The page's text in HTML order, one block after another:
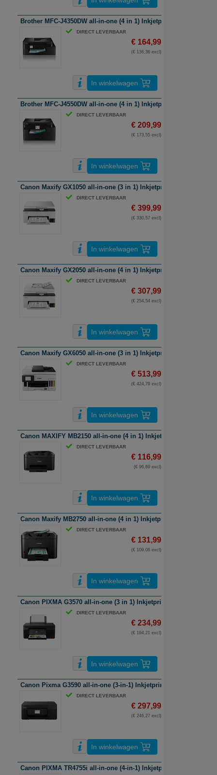
Brother MFC-J4350DW all-in-one (4 in 1) Inkjetprinter / A4 / kleur
DIRECT LEVERBAAR
€ 164,99
(€ 136,36 excl)
In winkelwagen
Brother MFC-J4550DW all-in-one (4 in 1) Inkjetprinter | A4 | kleur
DIRECT LEVERBAAR
€ 209,99
(€ 173,55 excl)
In winkelwagen
Canon Maxify GX1050 all-in-one (3 in 1) Inkjetprinter | A4 | kleur |
DIRECT LEVERBAAR
€ 399,99
(€ 330,57 excl)
In winkelwagen
Canon Maxify GX2050 all-in-one (4 in 1) Inkjetprinter | A4 | kleur |
DIRECT LEVERBAAR
€ 307,99
(€ 254,54 excl)
In winkelwagen
Canon Maxify GX6050 all-in-one (3 in 1) Inkjetprinter | A4 | kleur |
DIRECT LEVERBAAR
€ 513,99
(€ 424,79 excl)
In winkelwagen
Canon MAXIFY MB2150 all-in-one (4 in 1) Inkjetprinter | A4 |
DIRECT LEVERBAAR
€ 116,99
(€ 96,69 excl)
In winkelwagen
Canon Maxify MB2750 all-in-one (4 in 1) Inkjetprinter | A4 | kleur |
DIRECT LEVERBAAR
€ 131,99
(€ 109,08 excl)
In winkelwagen
Canon PIXMA G3570 all-in-one (3 in 1) Inkjetprinter | A4 | kleur |
DIRECT LEVERBAAR
€ 234,99
(€ 194,21 excl)
In winkelwagen
Canon Pixma G3590 all-in-one (3-in-1) Inkjetprinter | A4 | kleur |
DIRECT LEVERBAAR
€ 297,99
(€ 246,27 excl)
In winkelwagen
Canon PIXMA TR4755i all-in-one (4-in-1) Inkjetprinter | A4 | kleur